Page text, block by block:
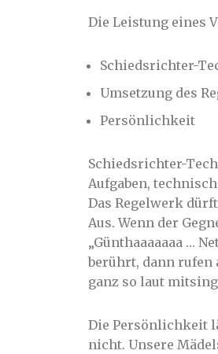
Die Leistung eines
Schiedsrichter-
Umsetzung des
Persönlichkeit
Schiedsrichter-
Aufgaben,
Das Regelwerk
Aus. Wenn der
„Günthaaaaaaa …
berührt, dann rufen
ganz so laut
Die Persönlichkeit
nicht. Unsere